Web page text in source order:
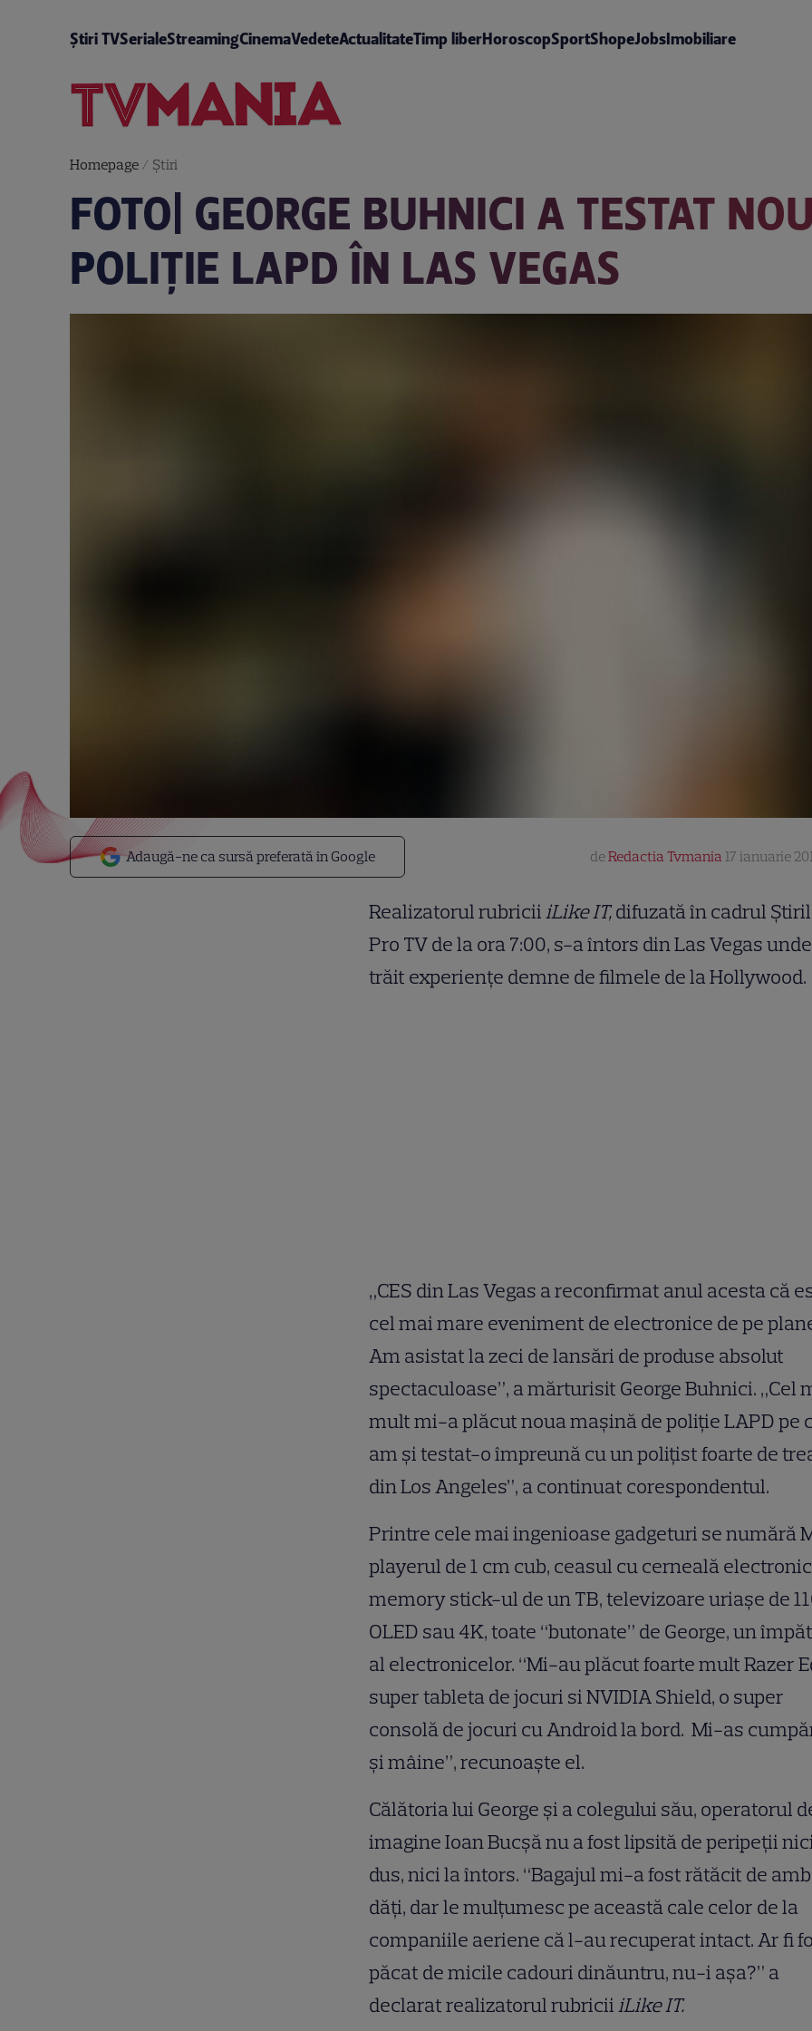
Știri TVSerialeStreamingCinemaVedeteActualitateTimp liberHoroscopSportShopeJobsImobiliare
Homepage/ Știri
FOTO| GEORGE BUHNICI A TESTAT
POLIŢIE LAPD ÎN LAS VEGAS
Adaugă-ne ca sursă preferată în Google deRedactia Tvmania 17 ianuarie
Realizatorul rubriciiiLike IT,difuzată în cadrul
Pro TV de la ora 7:00, s-a întors din Las Vegas
trăit experienţe demne de filmele de la Hollywood.
„CES din Las Vegas a reconfirmat anul acesta că
cel mai mare eveniment de electronice de pe
Am asistat la zeci de lansări de produse absolut
spectaculoase”, a mărturisit George Buhnici. „Cel
mult mi-a plăcut noua maşină de poliţie LAPD pe
am şi testat-o împreună cu un poliţist foarte de
din Los Angeles”, a continuat corespondentul.
Printre cele mai ingenioase gadgeturi se numără
playerul de 1 cm cub, ceasul cu cerneală
memory stick-ul de un TB, televizoare uriașe de
OLED sau 4K, toate “butonate” de George, un
al electronicelor. “Mi-au plăcut foarte mult Razer
super tableta de jocuri si NVIDIA Shield, o super
consolă de jocuri cu Android la bord. Mi-as
și mâine”, recunoaşte el.
Călătoria lui George şi a colegului său, operatorul
imagine Ioan Bucşă nu a fost lipsită de peripeţii
dus, nici la întors. “Bagajul mi-a fost rătăcit de
dăţi, dar le mulţumesc pe această cale celor de la
companiile aeriene că l-au recuperat intact. Ar fi
păcat de micile cadouri dinăuntru, nu-i aşa?” a
declarat realizatorul rubriciiiLike IT.